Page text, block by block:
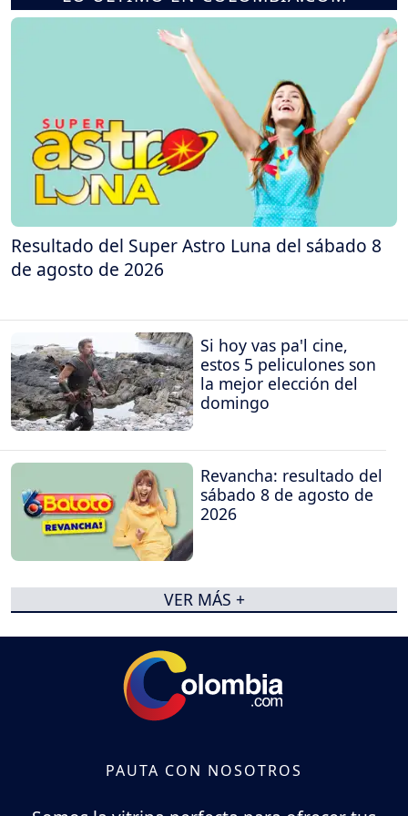
Resultado del Super Astro Luna del sábado 8
de agosto de 2026
Si hoy vas pa'l cine,
estos 5 peliculones son
la mejor elección del
domingo
Revancha: resultado del
sábado 8 de agosto de
2026
VER MÁS +
PAUTA CON NOSOTROS